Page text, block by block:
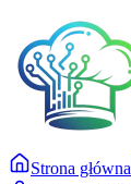
Strona główna